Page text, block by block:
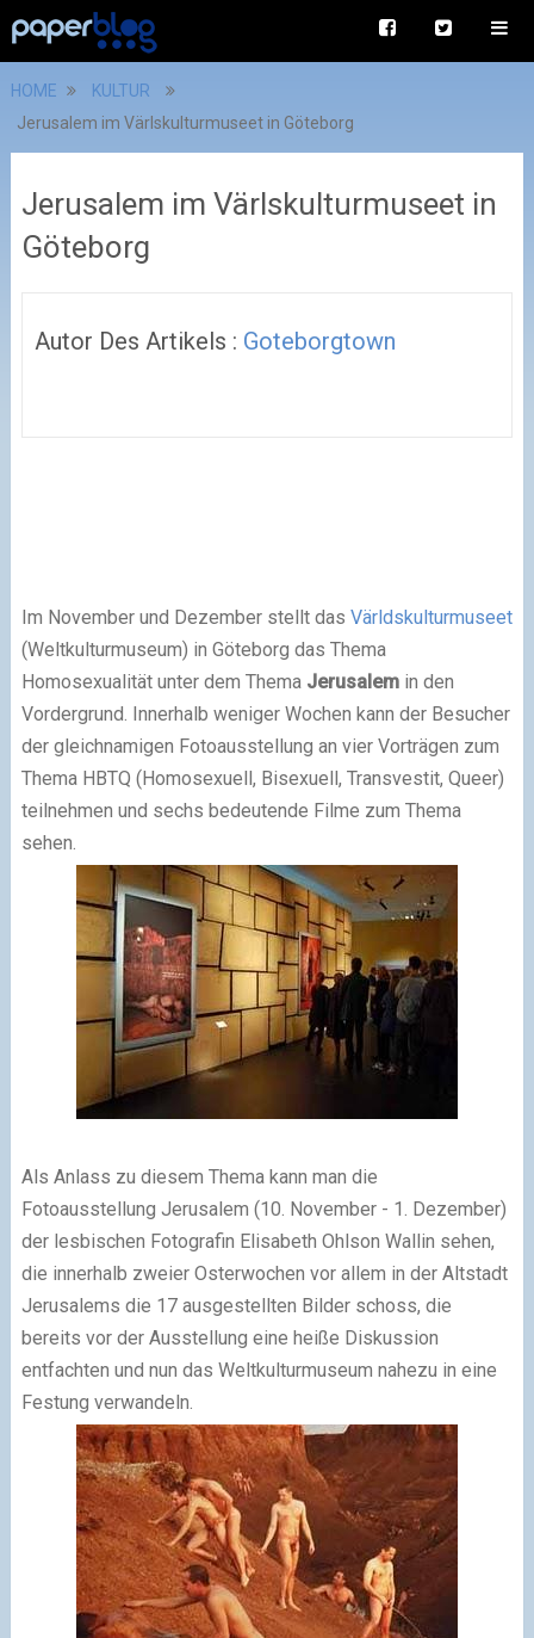
HOME
KULTUR
Jerusalem im Värlskulturmuseet in Göteborg
Jerusalem im Värlskulturmuseet in
Göteborg
Autor Des Artikels : Goteborgtown
Im November und Dezember stellt das Världskulturmuseet
(Weltkulturmuseum) in Göteborg das Thema
Homosexualität unter dem Thema Jerusalemin den
Vordergrund. Innerhalb weniger Wochen kann der Besucher
der gleichnamigen Fotoausstellung an vier Vorträgen zum
Thema HBTQ (Homosexuell, Bisexuell, Transvestit, Queer)
teilnehmen und sechs bedeutende Filme zum Thema
sehen.
Als Anlass zu diesem Thema kann man die
Fotoausstellung Jerusalem (10. November - 1. Dezember)
der lesbischen Fotografin Elisabeth Ohlson Wallin sehen,
die innerhalb zweier Osterwochen vor allem in der Altstadt
Jerusalems die 17 ausgestellten Bilder schoss, die
bereits vor der Ausstellung eine heiße Diskussion
entfachten und nun das Weltkulturmuseum nahezu in eine
Festung verwandeln.